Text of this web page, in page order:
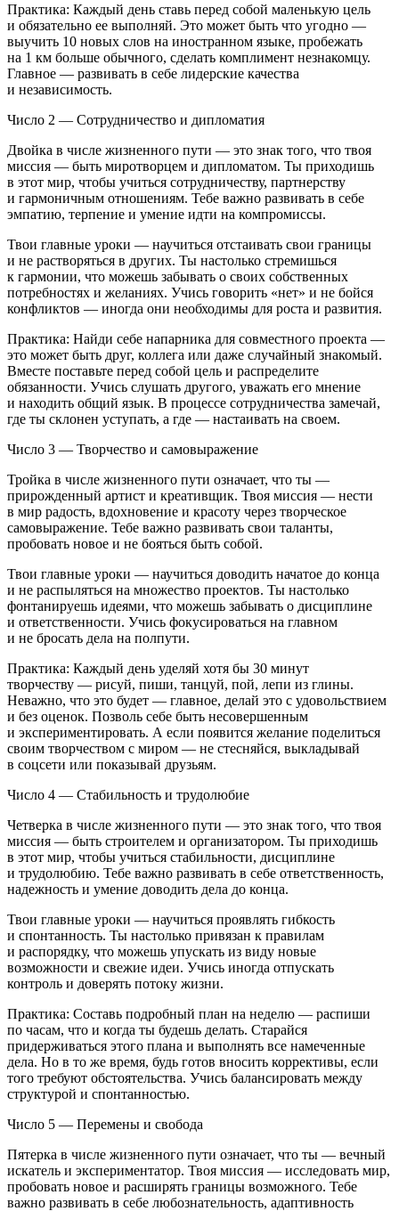
Практика: Каждый день ставь перед собой маленькую цель
и обязательно ее выполняй. Это может быть что угодно —
выучить 10 новых слов на иностранном языке, пробежать
на 1 км больше обычного, сделать комплимент незнакомцу.
Главное — развивать в себе лидерские качества
и независимость.
Число 2 — Сотрудничество и дипломатия
Двойка в числе жизненного пути — это знак того, что твоя
миссия — быть миротворцем и дипломатом. Ты приходишь
в этот мир, чтобы учиться сотрудничеству, партнерству
и гармоничным отношениям. Тебе важно развивать в себе
эмпатию, терпение и умение идти на компромиссы.
Твои главные уроки — научиться отстаивать свои границы
и не растворяться в других. Ты настолько стремишься
к гармонии, что можешь забывать о своих собственных
потребностях и желаниях. Учись говорить «нет» и не бойся
конфликтов — иногда они необходимы для роста и развития.
Практика: Найди себе напарника для совместного проекта —
это может быть друг, коллега или даже случайный знакомый.
Вместе поставьте перед собой цель и распределите
обязанности. Учись слушать другого, уважать его мнение
и находить общий язык. В процессе сотрудничества замечай,
где ты склонен уступать, а где — настаивать на своем.
Число 3 — Творчество и самовыражение
Тройка в числе жизненного пути означает, что ты —
прирожденный артист и креативщик. Твоя миссия — нести
в мир радость, вдохновение и красоту через творческое
самовыражение. Тебе важно развивать свои таланты,
пробовать новое и не бояться быть собой.
Твои главные уроки — научиться доводить начатое до конца
и не распыляться на множество проектов. Ты настолько
фонтанируешь идеями, что можешь забывать о дисциплине
и ответственности. Учись фокусироваться на главном
и не бросать дела на полпути.
Практика: Каждый день уделяй хотя бы 30 минут
творчеству — рисуй, пиши, танцуй, пой, лепи из глины.
Неважно, что это будет — главное, делай это с удовольствием
и без оценок. Позволь себе быть несовершенным
и экспериментировать. А если появится желание поделиться
своим творчеством с миром — не стесняйся, выкладывай
в соцсети или показывай друзьям.
Число 4 — Стабильность и трудолюбие
Четверка в числе жизненного пути — это знак того, что твоя
миссия — быть строителем и организатором. Ты приходишь
в этот мир, чтобы учиться стабильности, дисциплине
и трудолюбию. Тебе важно развивать в себе ответственность,
надежность и умение доводить дела до конца.
Твои главные уроки — научиться проявлять гибкость
и спонтанность. Ты настолько привязан к правилам
и распорядку, что можешь упускать из виду новые
возможности и свежие идеи. Учись иногда отпускать
контроль и доверять потоку жизни.
Практика: Составь подробный план на неделю — распиши
по часам, что и когда ты будешь делать. Старайся
придерживаться этого плана и выполнять все намеченные
дела. Но в то же время, будь готов вносить коррективы, если
того требуют обстоятельства. Учись балансировать между
структурой и спонтанностью.
Число 5 — Перемены и свобода
Пятерка в числе жизненного пути означает, что ты — вечный
искатель и экспериментатор. Твоя миссия — исследовать мир,
пробовать новое и расширять границы возможного. Тебе
важно развивать в себе любознательность, адаптивность